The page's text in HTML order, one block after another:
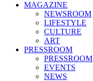
MAGAZINE
NEWSROOM
LIFESTYLE
CULTURE
ART
PRESSROOM
PRESSROOM
EVENTS
NEWS